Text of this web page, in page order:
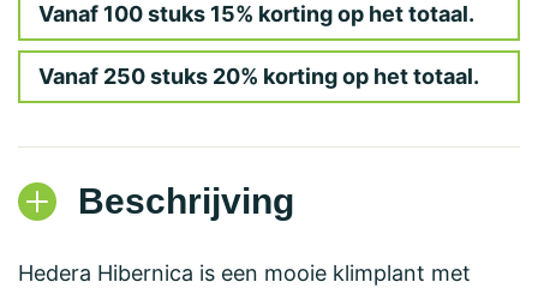
Vanaf 100 stuks 15% korting op het totaal.
Vanaf 250 stuks 20% korting op het totaal.
Beschrijving
Hedera Hibernica is een mooie klimplant met